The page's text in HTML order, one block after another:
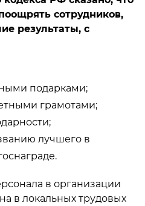
сотрудников,
результаты, с
подарками;
грамотами;
лучшего в
в организации
в локальных трудовых